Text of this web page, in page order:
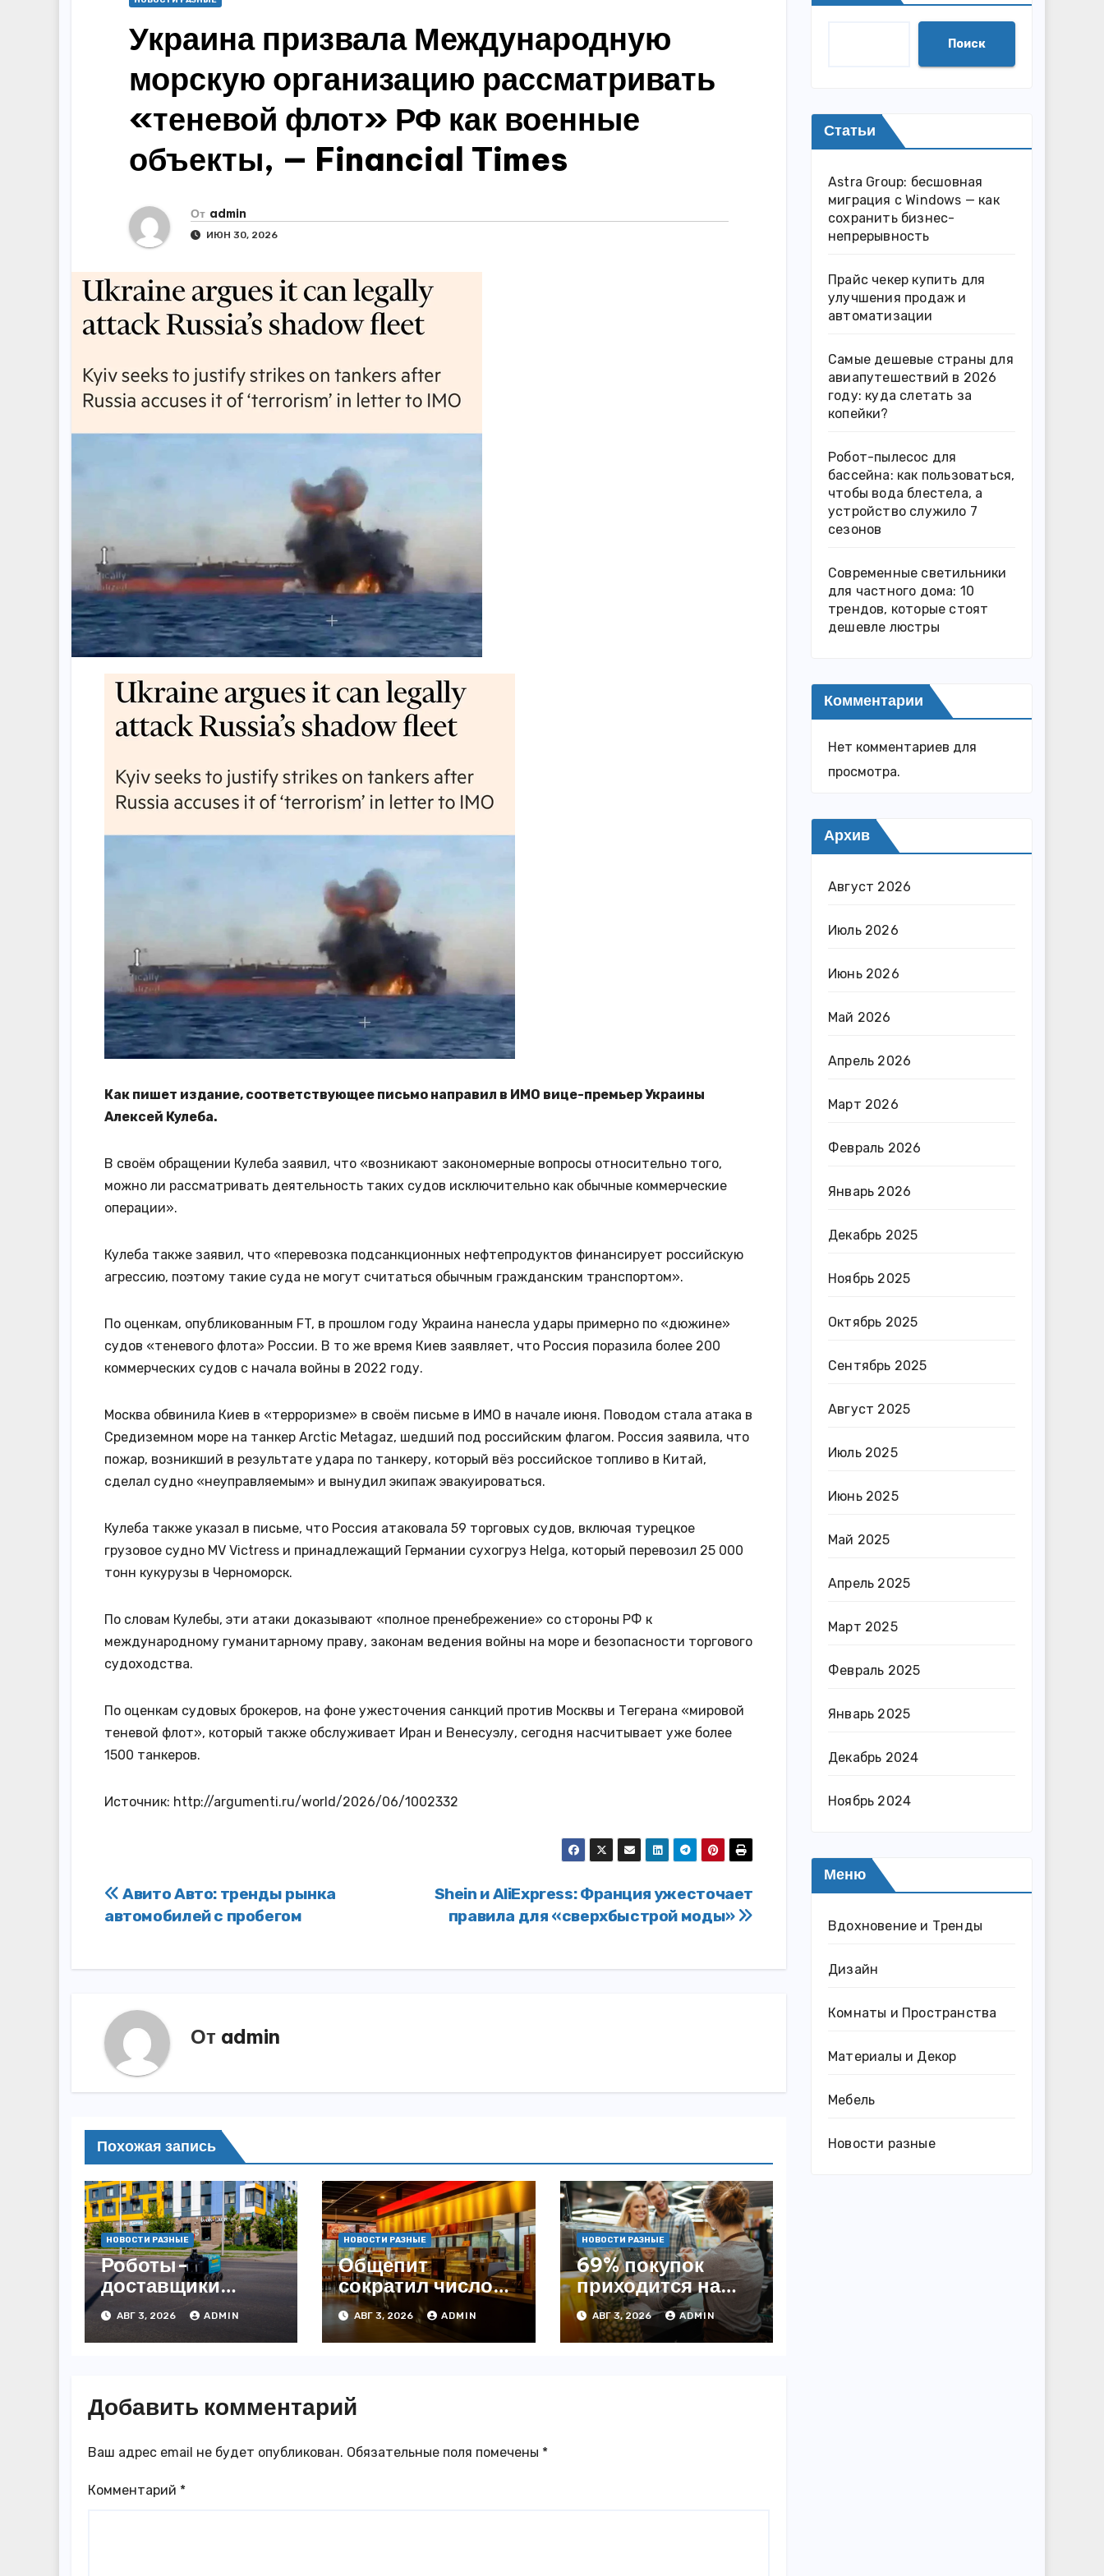
Украина призвала Международную
морскую организацию рассматривать
«теневой флот» РФ как военные
объекты, — Financial Times
От admin
ИЮН 30, 2026
Как пишет издание, соответствующее письмо направил в ИМО вице-премьер Украины
Алексей Кулеба.
В своём обращении Кулеба заявил, что «возникают закономерные вопросы относительно того,
можно ли рассматривать деятельность таких судов исключительно как обычные коммерческие
операции».
Кулеба также заявил, что «перевозка подсанкционных нефтепродуктов финансирует российскую
агрессию, поэтому такие суда не могут считаться обычным гражданским транспортом».
По оценкам, опубликованным FT, в прошлом году Украина нанесла удары примерно по «дюжине»
судов «теневого флота» России. В то же время Киев заявляет, что Россия поразила более 200
коммерческих судов с начала войны в 2022 году.
Москва обвинила Киев в «терроризме» в своём письме в ИМО в начале июня. Поводом стала атака в
Средиземном море на танкер Arctic Metagaz, шедший под российским флагом. Россия заявила, что
пожар, возникший в результате удара по танкеру, который вёз российское топливо в Китай,
сделал судно «неуправляемым» и вынудил экипаж эвакуироваться.
Кулеба также указал в письме, что Россия атаковала 59 торговых судов, включая турецкое
грузовое судно MV Victress и принадлежащий Германии сухогруз Helga, который перевозил 25 000
тонн кукурузы в Черноморск.
По словам Кулебы, эти атаки доказывают «полное пренебрежение» со стороны РФ к
международному гуманитарному праву, законам ведения войны на море и безопасности торгового
судоходства.
По оценкам судовых брокеров, на фоне ужесточения санкций против Москвы и Тегерана «мировой
теневой флот», который также обслуживает Иран и Венесуэлу, сегодня насчитывает уже более
1500 танкеров.
Источник: http://argumenti.ru/world/2026/06/1002332
Навигация
записям
Shein и AliExpress: Франция ужесточает
правила для «сверхбыстрой моды»
Авито Авто: тренды рынка
автомобилей с пробегом
От admin
Похожая запись
НОВОСТИ РАЗНЫЕ
Роботы-
доставщики
«Яндекса»
появились в
Казахстане
АВГ 3, 2026 ADMIN
НОВОСТИ РАЗНЫЕ
Общепит
сократил число
заведений на
3,4% с начала
года — INFOLine
АВГ 3, 2026 ADMIN
НОВОСТИ РАЗНЫЕ
69% покупок
приходится на
офлайн —
аналитика
АВГ 3, 2026 ADMIN
Добавить комментарий
Ваш адрес email не будет опубликован. Обязательные поля помечены *
Комментарий *
Поиск
Статьи
Astra Group: бесшовная
миграция с Windows — как
сохранить бизнес-
непрерывность
Прайс чекер купить для
улучшения продаж и
автоматизации
Самые дешевые страны для
авиапутешествий в 2026
году: куда слетать за
копейки?
Робот-пылесос для
бассейна: как пользоваться,
чтобы вода блестела, а
устройство служило 7
сезонов
Современные светильники
для частного дома: 10
трендов, которые стоят
дешевле люстры
Комментарии
Нет комментариев для
просмотра.
Архив
Август 2026
Июль 2026
Июнь 2026
Май 2026
Апрель 2026
Март 2026
Февраль 2026
Январь 2026
Декабрь 2025
Ноябрь 2025
Октябрь 2025
Сентябрь 2025
Август 2025
Июль 2025
Июнь 2025
Май 2025
Апрель 2025
Март 2025
Февраль 2025
Январь 2025
Декабрь 2024
Ноябрь 2024
Меню
Вдохновение и Тренды
Дизайн
Комнаты и Пространства
Материалы и Декор
Мебель
Новости разные